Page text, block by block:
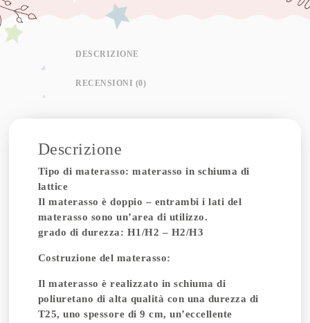
DESCRIZIONE
RECENSIONI (0)
Descrizione
Tipo di materasso: materasso in schiuma di
lattice
Il materasso è doppio – entrambi i lati del
materasso sono un’area di utilizzo.
grado di durezza: H1/H2 – H2/H3
Costruzione del materasso:
Il materasso è realizzato in schiuma di
poliuretano di alta qualità con una durezza di
T25, uno spessore di 9 cm, un’eccellente